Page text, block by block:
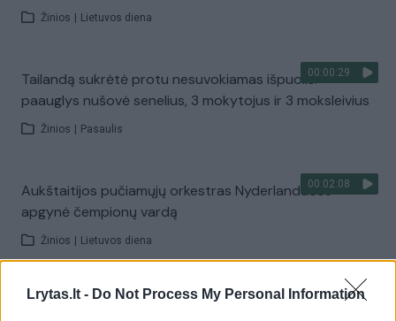
Lrytas.lt - Do Not Process My Personal Information
Žinios Lietuvos diena
00:00:29
Tailandą sukrėtė protu nesuvokiamas išpuolis:
paauglys nušovė senelius, 3 mokytojus ir 3 moksleivius
Žinios Pasaulis
00:02:08
Aukštaitijos pučiamųjų orkestras Nyderlanduose
apgynė čempionų vardą
Žinios Lietuvos diena
Visi įrašai